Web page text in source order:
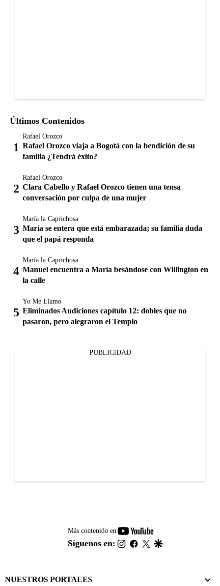
Últimos Contenidos
Rafael Orozco
Rafael Orozco viaja a Bogotá con la bendición de su
familia ¿Tendrá éxito?
Rafael Orozco
Clara Cabello y Rafael Orozco tienen una tensa
conversación por culpa de una mujer
María la Caprichosa
María se entera que está embarazada; su familia duda
que el papá responda
María la Caprichosa
Manuel encuentra a María besándose con Willington en
la calle
Yo Me Llamo
Eliminados Audiciones capítulo 12: dobles que no
pasaron, pero alegraron el Templo
PUBLICIDAD
Más contenido en
youtube-
footer
Síguenos en: instagram
facebook
twitter
NUESTROS PORTALES